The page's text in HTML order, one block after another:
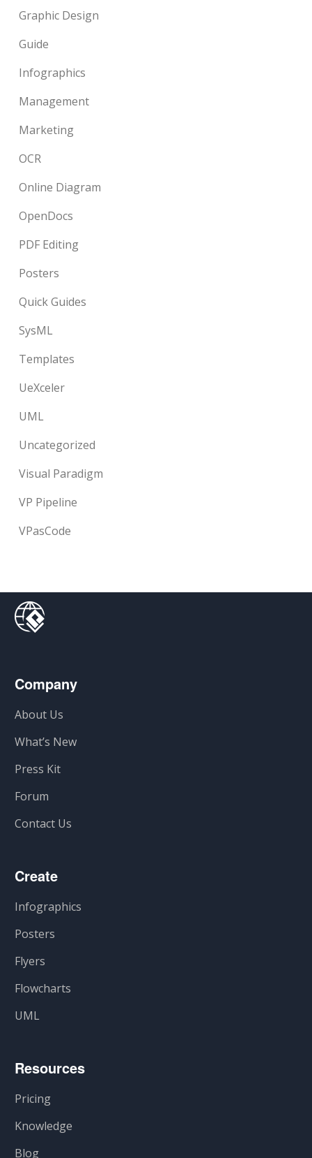
Graphic Design
Guide
Infographics
Management
Marketing
OCR
Online Diagram
OpenDocs
PDF Editing
Posters
Quick Guides
SysML
Templates
UeXceler
UML
Uncategorized
Visual Paradigm
VP Pipeline
VPasCode
Company
About Us
What’s New
Press Kit
Forum
Contact Us
Create
Infographics
Posters
Flyers
Flowcharts
UML
Resources
Pricing
Knowledge
Blog